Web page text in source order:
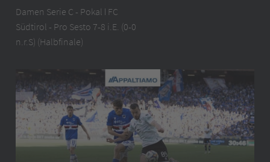
Damen Serie C - Pokal ǀ FC
Südtirol - Pro Sesto 7-8 i.E. (0-0
n.r.S) (Halbfinale)